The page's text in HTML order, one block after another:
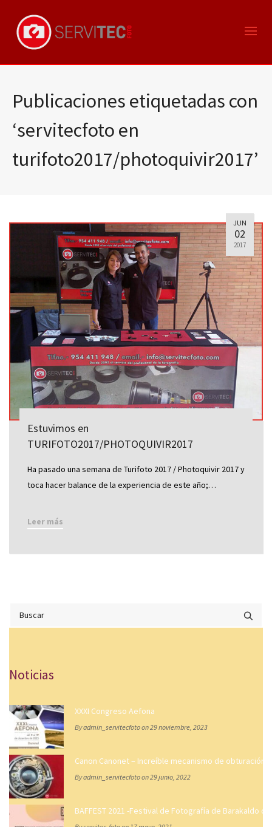
Publicaciones etiquetadas con
‘servitecfoto en
turifoto2017/photoquivir2017’
JUN
02
2017
Estuvimos en
TURIFOTO2017/PHOTOQUIVIR2017
Ha pasado una semana de Turifoto 2017 / Photoquivir 2017 y
toca hacer balance de la experiencia de este año;…
Leer más
Noticias
XXXI Congreso Aefona
By admin_servitecfoto on 29 noviembre, 2023
Canon Canonet – Increíble mecanismo de obturación
By admin_servitecfoto on 29 junio, 2022
BAFFEST 2021 -Festival de Fotografía de Barakaldo